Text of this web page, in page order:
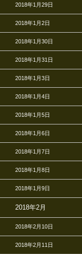
2018年1月29日
2018年1月2日
2018年1月30日
2018年1月31日
2018年1月3日
2018年1月4日
2018年1月5日
2018年1月6日
2018年1月7日
2018年1月8日
2018年1月9日
2018年2月
2018年2月10日
2018年2月11日